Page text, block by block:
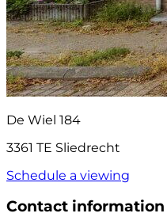
De Wiel 184
3361 TE Sliedrecht
Schedule a viewing
Contact information